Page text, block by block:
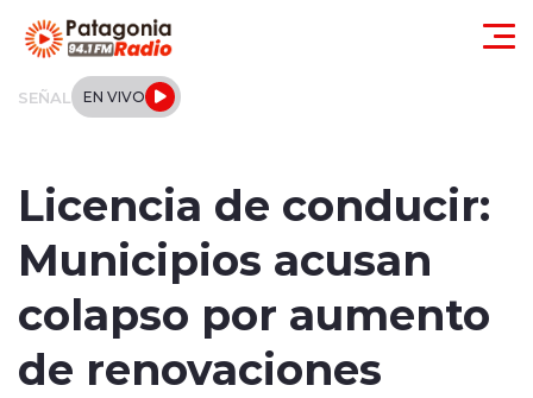
SEÑAL EN VIVO
Tendencias
Licencia de conducir:
Municipios acusan
colapso por aumento
de renovaciones